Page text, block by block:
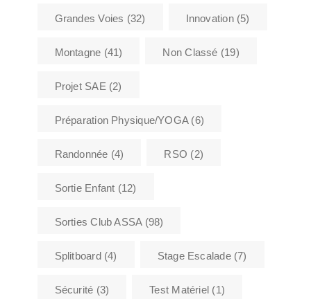
Grandes Voies (32) Innovation(5)
Montagne (41) Non Classé (19)
Projet SAE(2)
Préparation Physique/YOGA(6)
Randonnée (4) RSO (2)
Sortie Enfant (12)
Sorties Club ASSA(98)
Splitboard(4) Stage Escalade(7)
Sécurité (3) Test Matériel (1)